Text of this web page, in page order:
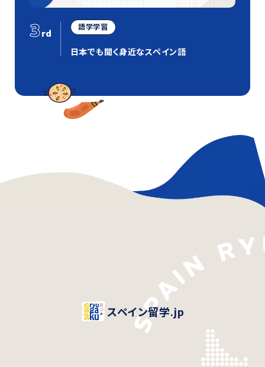
3rd
語学学習
日本でも聞く身近なスペイン語
スペイン留学.jp